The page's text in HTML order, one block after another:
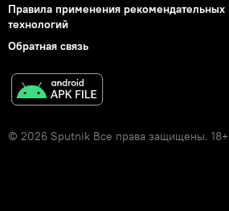
Правила применения рекомендательных
технологий
Обратная связь
© 2026 Sputnik Все права защищены. 18+